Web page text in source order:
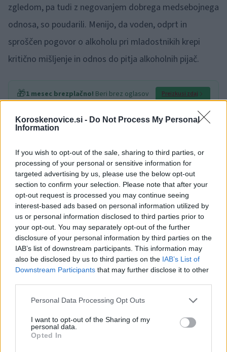
Koroskenovice.si - Do Not Process My Personal
Information
If you wish to opt-out of the sale, sharing to third parties, or
processing of your personal or sensitive information for
targeted advertising by us, please use the below opt-out
section to confirm your selection. Please note that after your
opt-out request is processed you may continue seeing
interest-based ads based on personal information utilized by
us or personal information disclosed to third parties prior to
your opt-out. You may separately opt-out of the further
disclosure of your personal information by third parties on the
IAB’s list of downstream participants. This information may
also be disclosed by us to third parties on the IAB’s List of
Downstream Participants that may further disclose it to other
Please note that this website/app uses one or more Google
not limited to your visit or usage behaviour. You may click to
grant or deny consent to Google and its third-party tags to
use your data for below specified purposes in below Google
Personal Data Processing Opt Outs
I want to opt-out of the Sharing of my
personal data.
Opted In
zgledom, pa tudi z negovanjem dobrega medsebojnega
odnosa, so poudarili. Menijo, da voden, odprt in
sproščen pogovor o alkoholu pri mladostnikih krepi
kritično mišljenje in odnos do pitja alkoholnih pijač.
🎁1 mesec brezplačno! Beri brez oglasov Preizkusi zdaj
Tudi jasno postavljanje mej, pričakovanj in stališč glede
tveganja za pitje alkoholnih pijač, so pojasnili.
Pomembno je, da alkohol otrokom in mladostnikom
doma ni dostopen, starši pa morajo pri pravilih
vztrajati in nepitje alkohola krepiti kot družinsko
vrednoto, so dodali. Šole morajo prav tako imeti jasna
pravila glede nepitja alkohola v šolskih prostorih in na
šolskih dogodkih, kot je recimo valeta in zabava po njej.
Opozorili so, da vedenja staršev in drugih odraslih, ki
pijejo alkoholne pijače, jim omogočajo dostop do